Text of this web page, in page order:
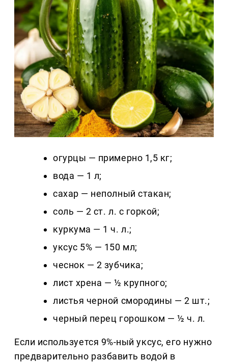
огурцы — примерно 1,5 кг;
вода — 1 л;
сахар — неполный стакан;
соль — 2 ст. л. с горкой;
куркума — 1 ч. л.;
уксус 5% — 150 мл;
чеснок — 2 зубчика;
лист хрена — ½ крупного;
листья черной смородины — 2 шт.;
черный перец горошком — ½ ч. л.
Если используется 9%-ный уксус, его нужно
предварительно разбавить водой в